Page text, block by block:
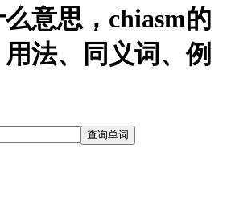
意思，chiasm的
法、同义词、例